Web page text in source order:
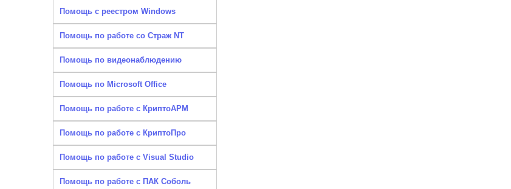
Помощь с реестром Windows
Помощь по работе со Страж NT
Помощь по видеонаблюдению
Помощь по Microsoft Office
Помощь по работе с КриптоАРМ
Помощь по работе с КриптоПро
Помощь по работе с Visual Studio
Помощь по работе с ПАК Соболь